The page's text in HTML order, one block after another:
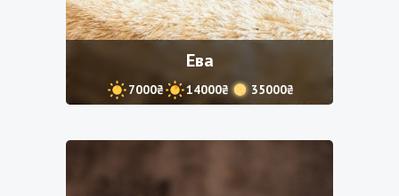
Ева
7000₴ 14000₴ 35000₴